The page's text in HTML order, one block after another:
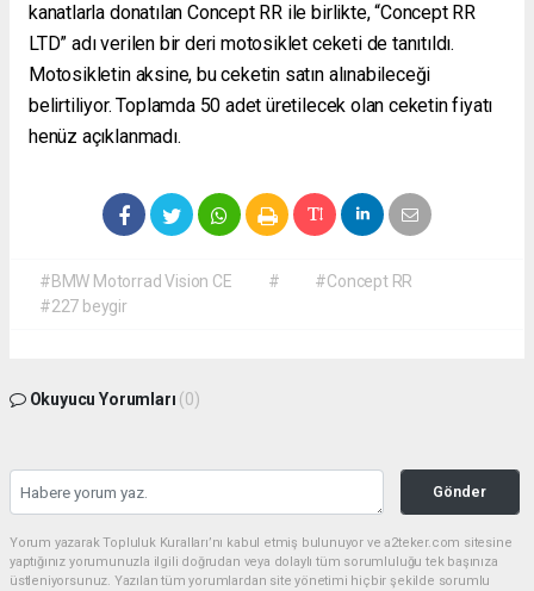
kanatlarla donatılan Concept RR ile birlikte, “Concept RR
LTD” adı verilen bir deri motosiklet ceketi de tanıtıldı.
Motosikletin aksine, bu ceketin satın alınabileceği
belirtiliyor. Toplamda 50 adet üretilecek olan ceketin fiyatı
henüz açıklanmadı.
#BMW Motorrad Vision CE #
#Concept RR
#227 beygir
Okuyucu Yorumları (0)
Gönder
Yorum yazarak Topluluk Kuralları’nı kabul etmiş bulunuyor ve a2teker.com sitesine
yaptığınız yorumunuzla ilgili doğrudan veya dolaylı tüm sorumluluğu tek başınıza
üstleniyorsunuz. Yazılan tüm yorumlardan site yönetimi hiçbir şekilde sorumlu